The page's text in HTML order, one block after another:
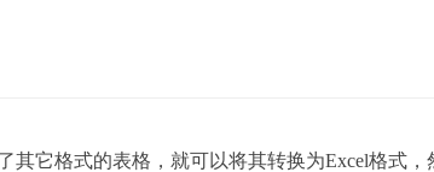
它格式的表格，就可以将其转换为Excel格式，